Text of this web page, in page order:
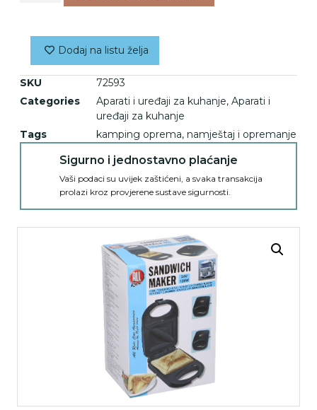
Dodaj na listu želja
SKU
72593
Categories
Aparati i uređaji za kuhanje, Aparati i
uređaji za kuhanje
Tags
kamping oprema, namještaj i opremanje
Sigurno i jednostavno plaćanje
Vaši podaci su uvijek zaštićeni, a svaka transakcija
prolazi kroz provjerene sustave sigurnosti.